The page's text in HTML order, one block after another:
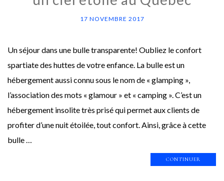
17 NOVEMBRE 2017
Un séjour dans une bulle transparente! Oubliez le confort
spartiate des huttes de votre enfance. La bulle est un
hébergement aussi connu sous le nom de « glamping »,
l’association des mots « glamour » et « camping ». C’est un
hébergement insolite très prisé qui permet aux clients de
profiter d’une nuit étoilée, tout confort. Ainsi, grâce à cette
bulle …
CONTINUER